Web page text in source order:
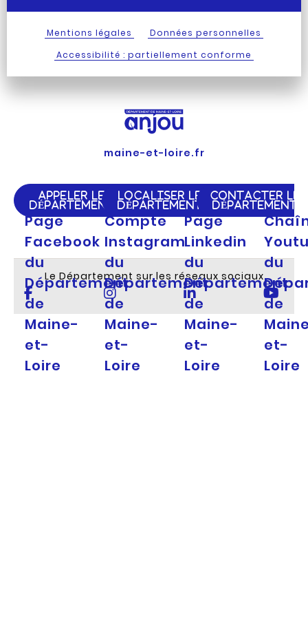
Mentions légales
Données personnelles
Accessibilité : partiellement conforme
maine-et-loire.fr
APPELER LE
DÉPARTEMENT
LOCALISER LE
DÉPARTEMENT
CONTACTER LE
DÉPARTEMENT
Le Département sur les réseaux sociaux
Page
Facebook
du
Département
de
Maine-
et-
Loire
Compte
Instagram
du
Département
de
Maine-
et-
Loire
Page
Linkedin
du
Département
de
Maine-
et-
Loire
du
de
et-
Loire